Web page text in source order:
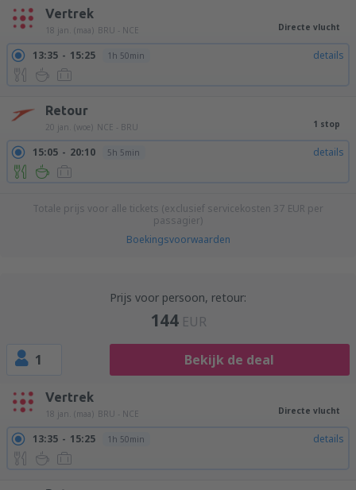
Vertrek
18 jan. (maa) BRU - NCE Directe vlucht
13:35 15:25 1h 50min details
Retour
20 jan. (woe) NCE - BRU 1 stop
15:05 20:10 5h 5min details
Totale prijs voor alle tickets (exclusief servicekosten 37 EUR per
passagier)
Boekingsvoorwaarden
Prijs voor persoon, retour:
144 EUR
1 Bekijk de deal
Vertrek
18 jan. (maa) BRU - NCE Directe vlucht
13:35 15:25 1h 50min details